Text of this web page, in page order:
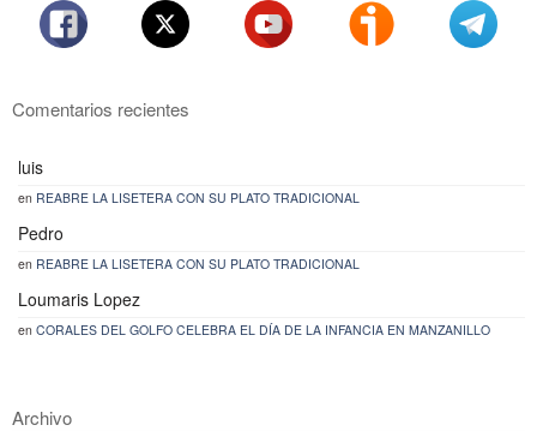
Comentarios recientes
luis
en REABRE LA LISETERA CON SU PLATO TRADICIONAL
Pedro
en REABRE LA LISETERA CON SU PLATO TRADICIONAL
Loumaris Lopez
en CORALES DEL GOLFO CELEBRA EL DÍA DE LA INFANCIA EN MANZANILLO
Archivo